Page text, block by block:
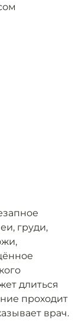
груди,
длиться
проходит
врач.